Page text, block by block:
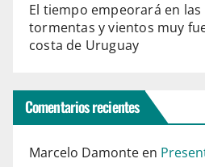
El tiempo empeorará en
tormentas y vientos muy
costa de Uruguay
Comentarios recientes
Marcelo Damonte en